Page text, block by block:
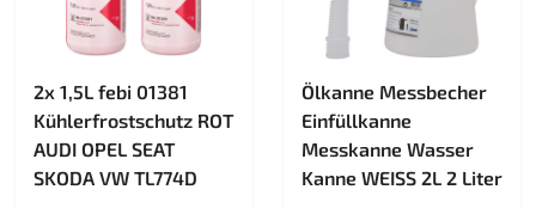
2x 1,5L febi 01381
Kühlerfrostschutz ROT
AUDI OPEL SEAT
SKODA VW TL774D
Ölkanne Messbecher
Einfüllkanne
Messkanne Wasser
Kanne WEISS 2L 2 Liter